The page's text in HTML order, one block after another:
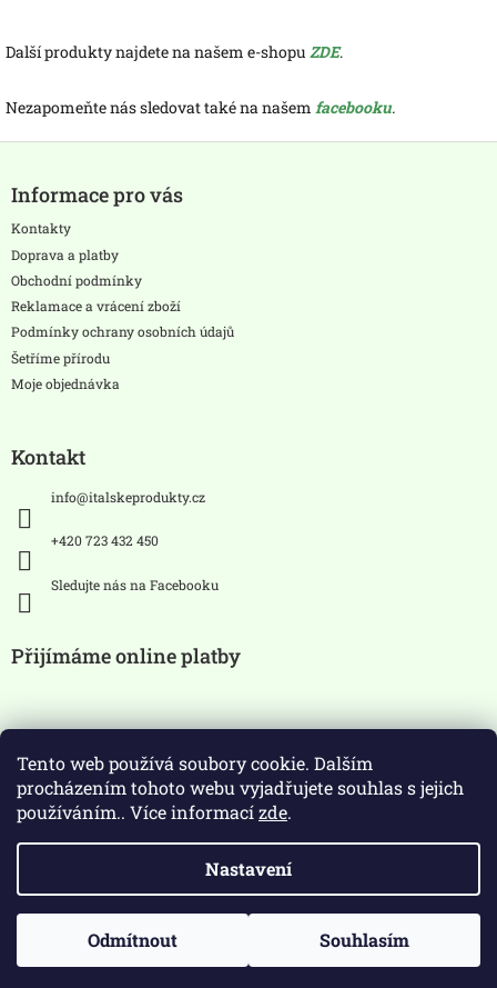
Tento web používá soubory cookie. Dalším
procházením tohoto webu vyjadřujete souhlas s jejich
používáním.. Více informacízde.
Nastavení
Odmítnout Souhlasím
Další produkty najdete na našem e-shopu ZDE.
Nezapomeňte nás sledovat také na našem facebooku.
pInformace pro vás
Kontakty
Doprava a platby
Obchodní podmínky
Reklamace a vrácení zboží
Podmínky ochrany osobních údajů
Šetříme přírodu
Moje objednávka
Kontakt
info@italskeprodukty.cz
+420 723 432 450
Sledujte nás na Facebooku
Přijímáme online platby
Zákaz prodeje alkoholických
nápojů osobám mladších 18 let.
Vytvořil ShoptetCopyright 2026 ItalskeProdukty.cz. Všechna práva
vyhrazena.